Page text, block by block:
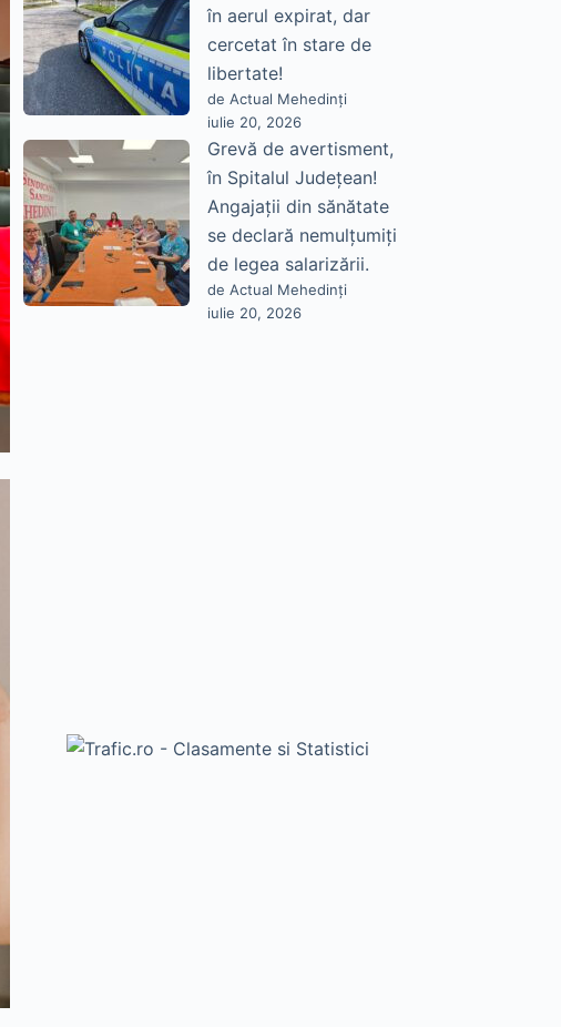
în aerul expirat, dar
cercetat în stare de
libertate!
de Actual Mehedinți
iulie 20, 2026
Grevă de avertisment,
în Spitalul Județean!
Angajații din sănătate
se declară nemulțumiți
de legea salarizării.
de Actual Mehedinți
iulie 20, 2026